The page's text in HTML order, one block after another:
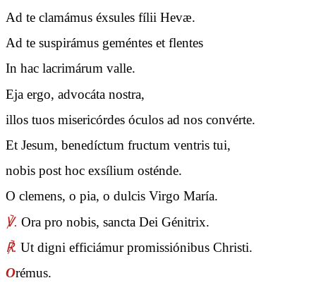
Ad te clamámus éxsules fílii Hevæ.
Ad te suspirámus geméntes et flentes
In hac lacrimárum valle.
Eja ergo, advocáta nostra,
illos tuos misericórdes óculos ad nos convérte.
Et Jesum, benedíctum fructum ventris tui,
nobis post hoc exsílium osténde.
O clemens, o pia, o dulcis Virgo María.
℣. Ora pro nobis, sancta Dei Génitrix.
℟. Ut digni efficiámur promissiónibus Christi.
Orémus.